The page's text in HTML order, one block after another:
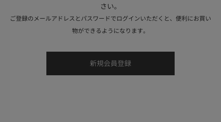
さい。
ご登録のメールアドレスとパスワードでログインいただくと、便利にお買い
物ができるようになります。